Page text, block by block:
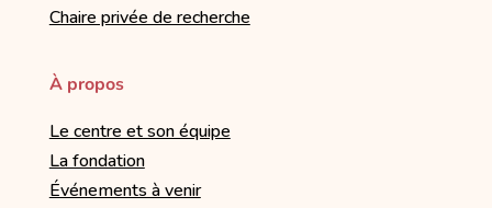
Chaire privée de recherche
À propos
Le centre et son équipe
La fondation
Événements à venir